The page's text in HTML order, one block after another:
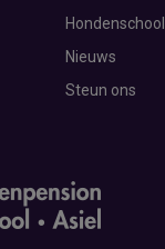
Hondenschool
Nieuws
Steun ons